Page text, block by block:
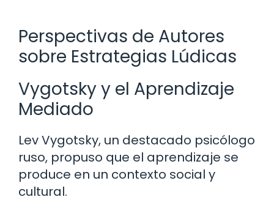
Perspectivas de Autores
sobre Estrategias Lúdicas
Vygotsky y el Aprendizaje
Mediado
Lev Vygotsky, un destacado psicólogo
ruso, propuso que el aprendizaje se
produce en un contexto social y
cultural.